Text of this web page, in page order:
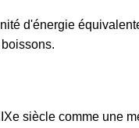
d'énergie
siècle comme une